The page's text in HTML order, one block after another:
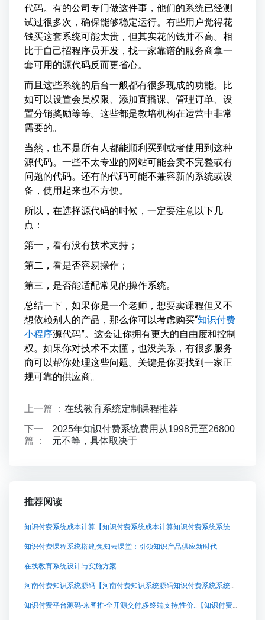
代码。有的公司专门做这件事，他们的系统已经测
试过很多次，确保能够稳定运行。有些用户觉得花
钱买这套系统可能太贵，但其实花的钱并不高。相
比于自己招程序员开发，找一家靠谱的服务商拿一
套可用的源代码反而更省心。
而且这些系统的后台一般都有很多现成的功能。比
如可以设置会员权限、添加直播课、管理订单、设
置分销奖励等等。这些都是教培机构在运营中非常
需要的。
当然，也不是所有人都能顺利买到或者使用到这种
源代码。一些不太专业的网站可能会卖不完整或有
问题的代码。还有的代码可能不兼容新的系统或设
备，使用起来也不方便。
所以，在选择源代码的时候，一定要注意以下几
点：
第一，看有没有技术支持；
第二，看是否容易操作；
第三，是否能适配常见的操作系统。
总结一下，如果你是一个老师，想要卖课程但又不
想依赖别人的产品，那么你可以考虑购买“知识付费
小程序源代码”。这会让你拥有更大的自由度和控制
权。如果你对技术不太懂，也没关系，有很多服务
商可以帮你处理这些问题。关键是你要找到一家正
规可靠的供应商。
上一篇 ： 在线教育系统定制课程推荐
下一
篇 ：
2025年知识付费系统费用从1998元至26800
元不等，具体取决于
推荐阅读
知识付费系统成本计算【知识付费系统成本计算知识付费系统系统怎么制作，知识付费系统搭建使用教程】
知识付费课程系统搭建,兔知云课堂：引领知识产品供应新时代
在线教育系统设计与实施方案
河南付费知识系统源码【河南付费知识系统源码知识付费系统系统怎么制作，知识付费系统搭建使用教程】
知识付费平台源码-来客推-全开源交付,多终端支持,性价..【知识付费平台源码-来客推-全开源交付,多终端支持,性价..知识付费系统系统怎么制作，知识付费系统搭建使用教程】